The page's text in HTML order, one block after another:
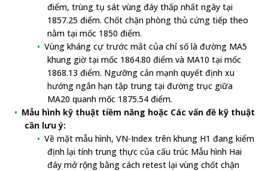
điểm, trùng tụ sát vùng đáy thấp nhất ngày tại
1857.25 điểm. Chốt chặn phòng thủ cứng tiếp theo
nằm tại mốc 1850 điểm.
Vùng kháng cự trước mắt của chỉ số là đường MA5
khung giờ tại mốc 1864.80 điểm và MA10 tại mốc
1868.13 điểm. Ngưỡng cản mạnh quyết định xu
hướng ngắn hạn tập trung tại đường trục giữa
MA20 quanh mốc 1875.54 điểm.
Mẫu hình kỹ thuật tiềm năng hoặc Các vấn đề kỹ thuật
cần lưu ý:
Về mặt mẫu hình, VN-Index trên khung H1 đang kiểm
định lại tính trung thực của cấu trúc Mẫu hình Hai
đáy mở rộng bằng cách retest lại vùng chốt chặn